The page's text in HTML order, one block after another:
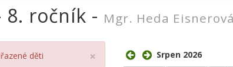
8. ročník - Mgr. Heda Eisnerová
×Close
děti
Srpen 2026